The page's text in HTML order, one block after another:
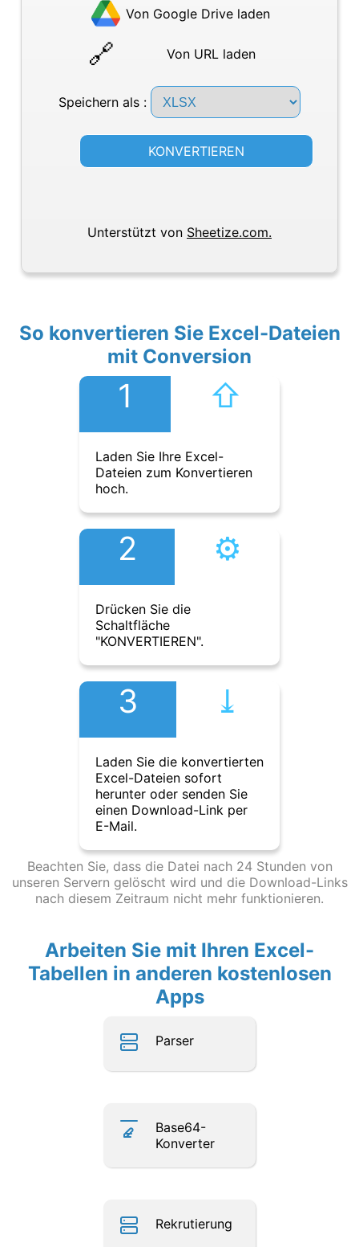
Von Google Drive laden
Von URL laden
Speichern als :
KONVERTIEREN
Unterstützt von Sheetize.com.
So konvertieren Sie Excel-Dateien
mit Conversion
1 ⇧︎
Laden Sie Ihre Excel-
Dateien zum Konvertieren
hoch.
2 ⚙︎
Drücken Sie die
Schaltfläche
"KONVERTIEREN".
3 ⤓︎
Laden Sie die konvertierten
Excel-Dateien sofort
herunter oder senden Sie
einen Download-Link per
E-Mail.
Beachten Sie, dass die Datei nach 24 Stunden von
unseren Servern gelöscht wird und die Download-Links
nach diesem Zeitraum nicht mehr funktionieren.
Arbeiten Sie mit Ihren Excel-
Tabellen in anderen kostenlosen
Apps
Parser
Base64-
Konverter
Rekrutierung